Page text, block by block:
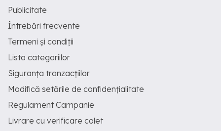
Publicitate
Întrebări frecvente
Termeni și condiții
Lista categoriilor
Siguranța tranzacțiilor
Modifică setările de confidențialitate
Regulament Campanie
Livrare cu verificare colet